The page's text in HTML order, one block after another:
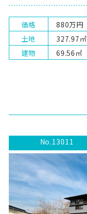
価格
880万円
土地
327.97㎡
建物
69.56㎡
No.13011